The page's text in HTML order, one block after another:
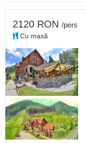
2120 RON /pers
Cu masă